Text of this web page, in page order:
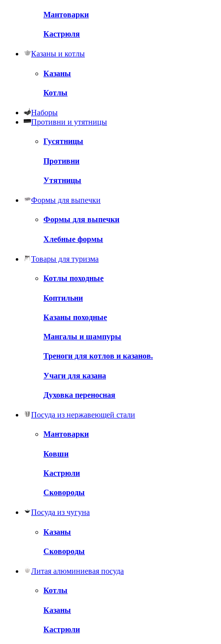
Мантоварки
Кастрюля
Казаны и котлы
Казаны
Котлы
Наборы
Противни и утятницы
Гусятницы
Противни
Утятницы
Формы для выпечки
Формы для выпечки
Хлебные формы
Товары для туризма
Котлы походные
Коптильни
Казаны походные
Мангалы и шампуры
Треноги для котлов и казанов.
Учаги для казана
Духовка переносная
Посуда из нержавеющей стали
Мантоварки
Ковши
Кастрюли
Сковороды
Посуда из чугуна
Казаны
Сковороды
Литая алюминиевая посуда
Котлы
Казаны
Кастрюли